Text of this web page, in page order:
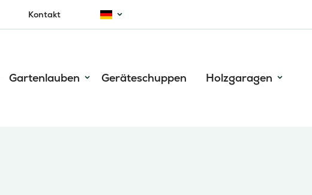
Kontakt
Gartenlauben Geräteschuppen Holzgaragen